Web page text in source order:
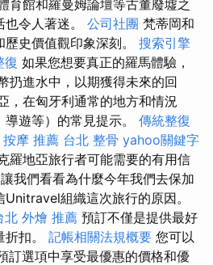
育館和羅曼姆論壇等古董廢墟之
令人著迷。 公司社團 梵蒂岡和
史價值觀印象深刻。 搜索引擎
復 如果您想要真正的羅馬體驗，
扔進水中，以期獲得未來的回
，在匈牙利通常的地方和情況
導遊等）的常見提示。 傳統整復
按摩 推薦 台北 整骨 yahoo關鍵字
羅地亞旅行者可能需要的有用信
讓我們看看為什麼今年我們去保加
組織這次旅行的原因。
北 外燴 推薦 預訂不僅是提供最好
扣。 記帳相關法規概要 您可以
訂選項中享受最優惠的價格和優